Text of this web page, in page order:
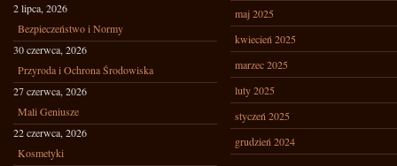
2 lipca, 2026
Bezpieczeństwo i Normy
30 czerwca, 2026
Przyroda i Ochrona Środowiska
27 czerwca, 2026
Mali Geniusze
22 czerwca, 2026
Kosmetyki
maj 2025
kwiecień 2025
marzec 2025
luty 2025
styczeń 2025
grudzień 2024